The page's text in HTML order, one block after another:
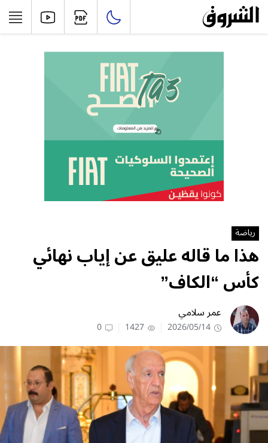
رياضة
هذا ما قاله عليق عن إياب نهائي
كأس “الكاف”
عمر سلامي
2026/05/14
1427
0